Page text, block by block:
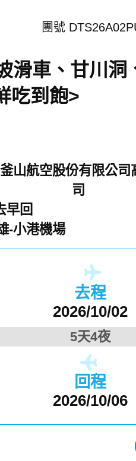
團號
滑車、甘川洞
吃到飽>
山航空股份有限公司
司
早回
-小港機場
去程
2026/10/02
5天4夜
回程
2026/10/06